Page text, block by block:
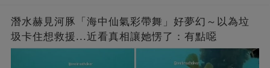
潛水赫見河豚「海中仙氣彩帶舞」好夢幻～以為垃
圾卡住想救援...近看真相讓她愣了：有點噁